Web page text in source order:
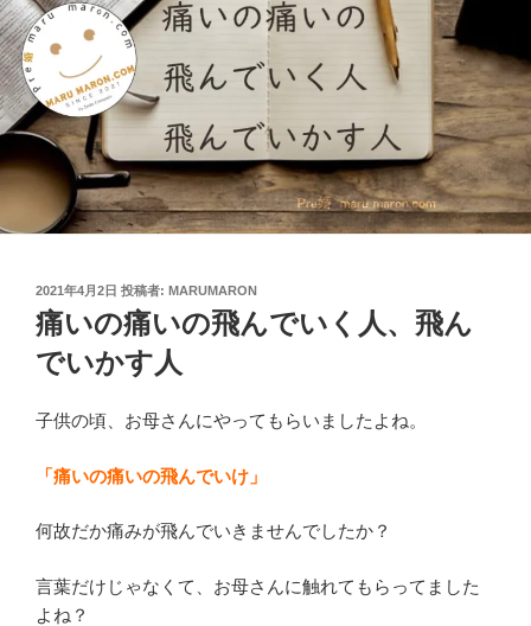
投
稿
日:
2021年4月2日 投稿者: MARUMARON
痛いの痛いの飛んでいく人、飛ん
でいかす人
子供の頃、お母さんにやってもらいましたよね。
「痛いの痛いの飛んでいけ」
何故だか痛みが飛んでいきませんでしたか？
言葉だけじゃなくて、お母さんに触れてもらってました
よね？